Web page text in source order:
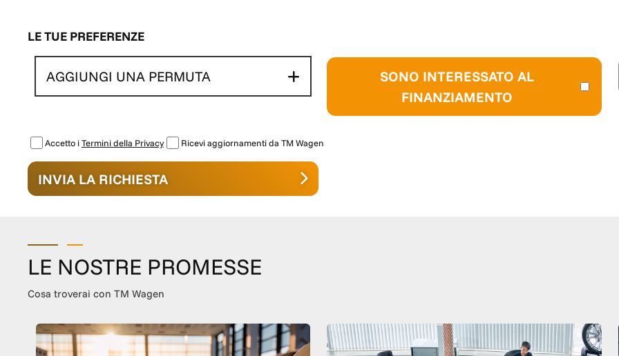
LE TUE PREFERENZE
AGGIUNGI UNA PERMUTA
SONO INTERESSATO AL
FINANZIAMENTO
Accetto iTermini della Privacy Ricevi aggiornamenti da TM Wagen
INVIA LA RICHIESTA
LE NOSTRE PROMESSE
Cosa troverai con TM Wagen